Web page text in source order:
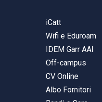
iCatt
Wifi e Eduroam
IDEM Garr AAI
Off-campus
CV Online
Albo Fornitori